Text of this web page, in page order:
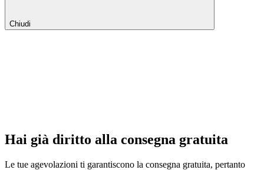
Chiudi
Hai già diritto alla consegna gratuita
Le tue agevolazioni ti garantiscono la consegna gratuita, pertanto